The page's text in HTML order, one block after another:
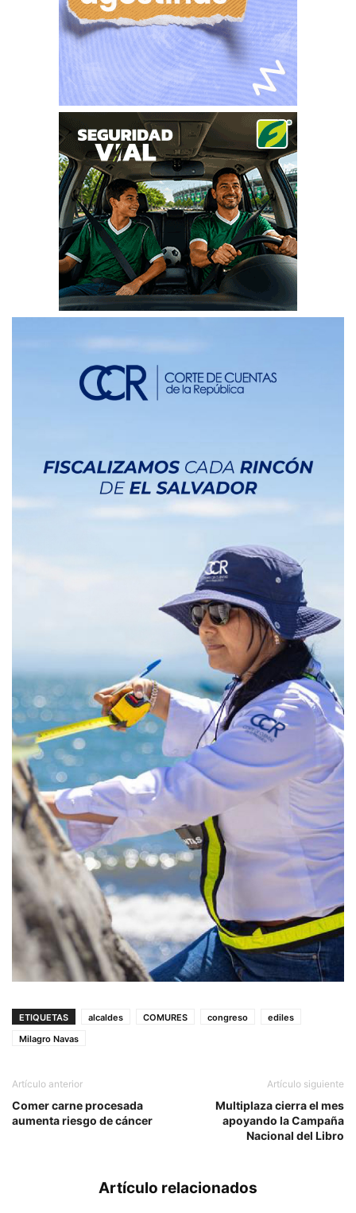
ETIQUETAS alcaldes COMURES congreso
ediles
Milagro Navas
Artículo anterior
Comer carne procesada
aumenta riesgo de cáncer
Artículo siguiente
Multiplaza cierra el mes
apoyando la Campaña
Nacional del Libro
Artículo relacionados